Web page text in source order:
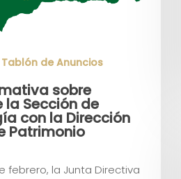
Tablón de Anuncios
sobre
la Sección de
con la Dirección
Patrimonio
febrero, la Junta Directiva